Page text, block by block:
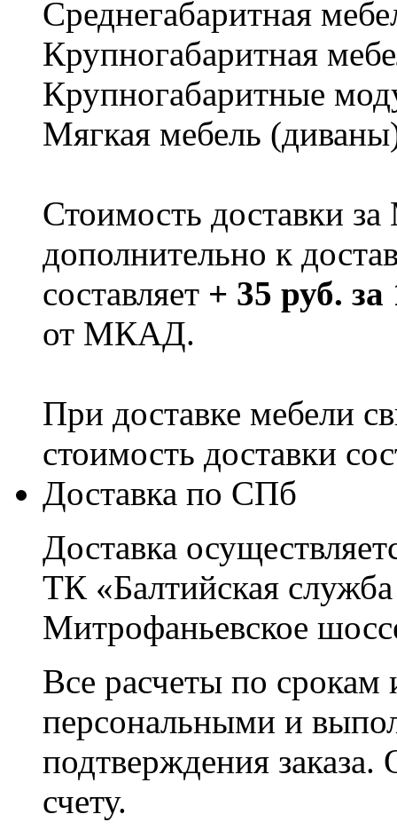
Cреднегабаритная
Крупногабаритная
Крупногабаритные
Мягкая мебель
Стоимость доставки
дополнительно к
составляет + 35 руб.
от МКАД.
При доставке мебели
стоимость доставки
Доставка по СПб
Доставка
ТК «Балтийская
Митрофаньевское
Все расчеты по срокам
персональными и
подтверждения заказа.
счету.